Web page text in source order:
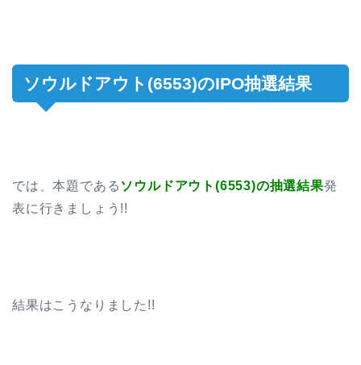
ソウルドアウト(6553)のIPO抽選結果
では、本題である ソウルドアウト(6553)の抽選結果発
表に行きましょう!!
結果はこうなりました!!